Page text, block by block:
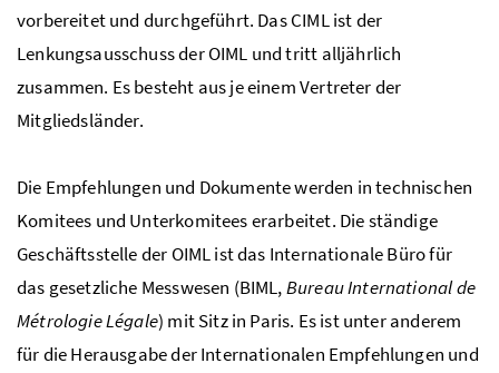
vorbereitet und durchgeführt. Das CIML ist der
Lenkungsausschuss der OIML und tritt alljährlich
zusammen. Es besteht aus je einem Vertreter der
Mitgliedsländer.
Die Empfehlungen und Dokumente werden in technischen
Komitees und Unterkomitees erarbeitet. Die ständige
Geschäftsstelle der OIML ist das Internationale Büro für
das gesetzliche Messwesen (BIML,Bureau International de
Métrologie Légale) mit Sitz in Paris. Es ist unter anderem
für die Herausgabe der Internationalen Empfehlungen und